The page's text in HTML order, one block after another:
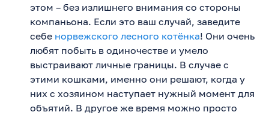
этом – без излишнего внимания со стороны
компаньона. Если это ваш случай, заведите
себе норвежского лесного котёнка! Они очень
любят побыть в одиночестве и умело
выстраивают личные границы. В случае с
этими кошками, именно они решают, когда у
них с хозяином наступает нужный момент для
объятий. В другое же время можно просто